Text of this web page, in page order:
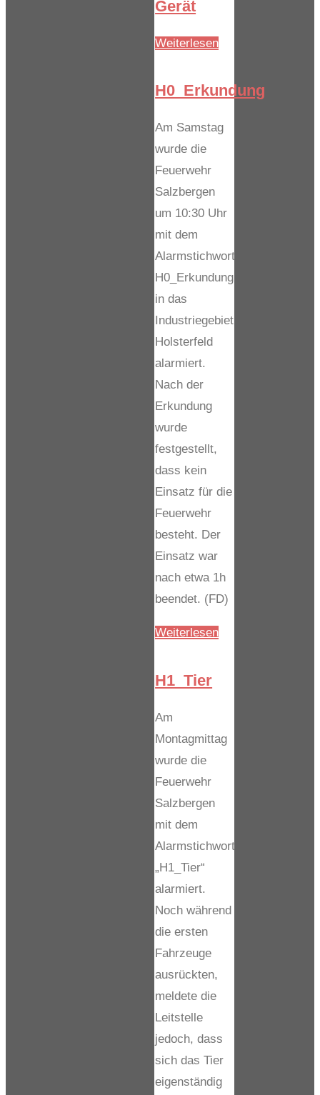
Gerät
Weiterlesen"H1_Tech-
H0_Erkundung
Am Samstag
wurde die
Feuerwehr
Salzbergen
um 10:30 Uhr
mit dem
Alarmstichwort
H0_Erkundung
in das
Industriegebiet
Holsterfeld
alarmiert.
Nach der
Erkundung
wurde
festgestellt,
dass kein
Einsatz für die
Feuerwehr
besteht. Der
Einsatz war
nach etwa 1h
beendet. (FD)
Weiterlesen"H0_Erkundung"
H1_Tier
Am
Montagmittag
wurde die
Feuerwehr
Salzbergen
mit dem
Alarmstichwort
„H1_Tier“
alarmiert.
Noch während
die ersten
Fahrzeuge
ausrückten,
meldete die
Leitstelle
jedoch, dass
sich das Tier
eigenständig